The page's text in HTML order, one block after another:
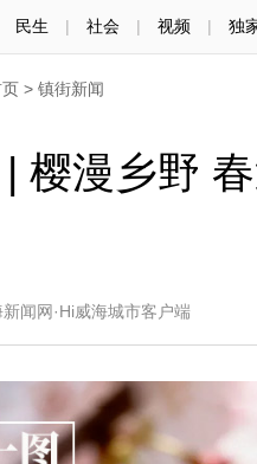
民生 | 社会 | 视频 | 独
> 镇街新闻
樱漫乡野
闻网·Hi威海城市客户端